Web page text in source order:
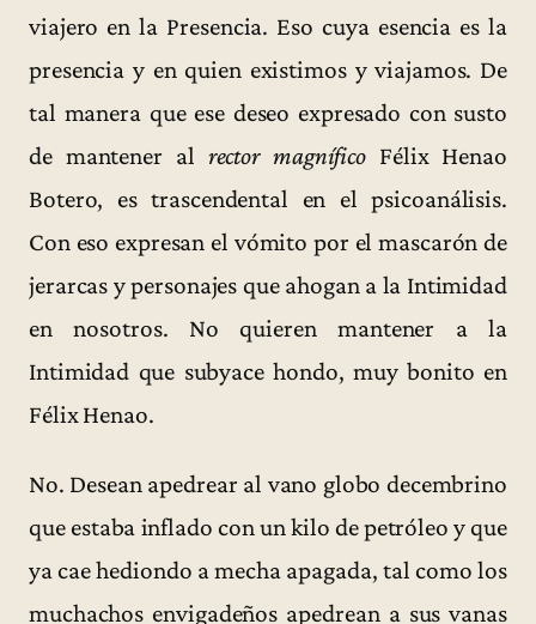
viajero en la Presencia. Eso cuya esencia es la
presencia y en quien existimos y viajamos. De
tal manera que ese deseo expresado con susto
de mantener al rector magnífico Félix Henao
Botero, es trascendental en el psicoanálisis.
Con eso expresan el vómito por el mascarón de
jerarcas y personajes que ahogan a la Intimidad
en nosotros. No quieren mantener a la
Intimidad que subyace hondo, muy bonito en
Félix Henao.
No. Desean apedrear al vano globo decembrino
que estaba inflado con un kilo de petróleo y que
ya cae hediondo a mecha apagada, tal como los
muchachos envigadeños apedrean a sus vanas